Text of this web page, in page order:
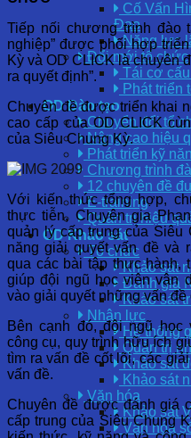
Cố Vấn
Đạo
Năng lực
Đổi mới tổ chức
Tái cơ
Phát triển
OD Đào tạo
Chuyển đổi tổ
Nâng cao hiệu
Phát triển kỹ
Chương trình
12 chuyên đề
E-training
Quản trị hiệu
OD Khảo sát
Tổ chức
Khảo sát
Đánh giá
Khảo sát
Nhân lực
Hệ thống
Quản trị
Khảo sát
Khảo sát
Văn hóa
Khảo sát
Văn hóa
Tiếp nối chương trình đào
nghiệp” được phối hợp
Kỳ và OD CLICK là chuyên
ra quyết định”.
Chuyên đề được triển khai
cao cấp của OD CLICK
của Siêu Chung Kỳ.
Với kiến thức tổng hợp,
thực tiễn, Chuyên gia
quản lý cấp trung của Siêu
năng giải quyết vấn đề và
qua các bài tập thực hành,
giúp đội ngũ học viên vận
vào giải quyết những vấn
Bên cạnh đó, đội ngũ
công cụ, quy trình hữu ích
tìm ra vấn đề cốt lõi, các
vấn đề.
Chuyên đề được đánh giá
cấp trung của Siêu Chung